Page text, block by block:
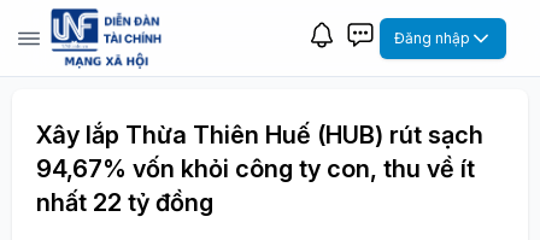
Đăng nhập
Xây lắp Thừa Thiên Huế (HUB) rút sạch
94,67% vốn khỏi công ty con, thu về ít
nhất 22 tỷ đồng